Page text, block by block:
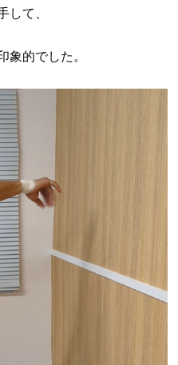
して、
象的でした。